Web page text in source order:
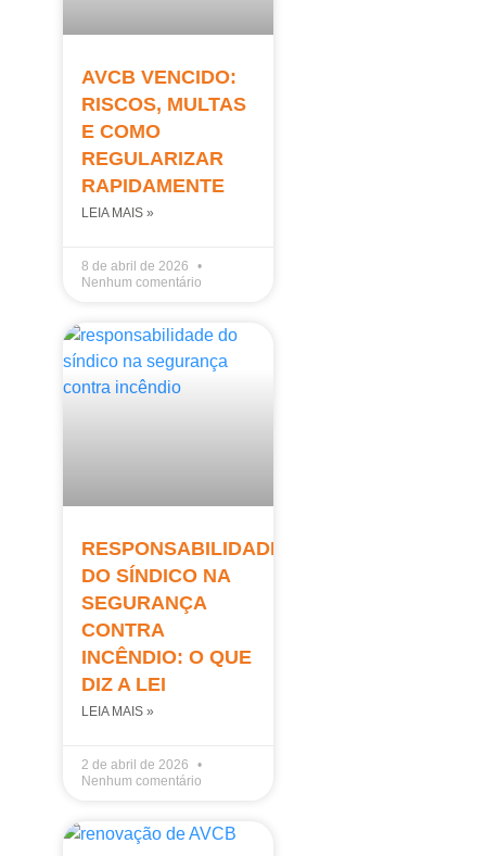
AVCB VENCIDO:
RISCOS, MULTAS
E COMO
REGULARIZAR
RAPIDAMENTE
LEIA MAIS »
8 de abril de 2026
Nenhum comentário
RESPONSABILIDADE
DO SÍNDICO NA
SEGURANÇA
CONTRA
INCÊNDIO: O QUE
DIZ A LEI
LEIA MAIS »
2 de abril de 2026
Nenhum comentário